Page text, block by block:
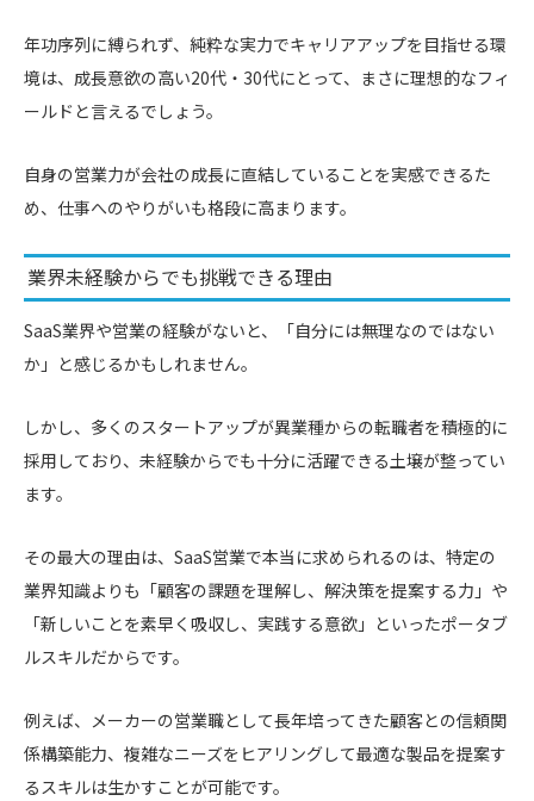
年功序列に縛られず、純粋な実力でキャリアアップを目指せる環
境は、成長意欲の高い20代・30代にとって、まさに理想的なフィ
ールドと言えるでしょう。
自身の営業力が会社の成長に直結していることを実感できるた
め、仕事へのやりがいも格段に高まります。
業界未経験からでも挑戦できる理由
SaaS業界や営業の経験がないと、「自分には無理なのではない
か」と感じるかもしれません。
しかし、多くのスタートアップが異業種からの転職者を積極的に
採用しており、未経験からでも十分に活躍できる土壌が整ってい
ます。
その最大の理由は、SaaS営業で本当に求められるのは、特定の
業界知識よりも「顧客の課題を理解し、解決策を提案する力」や
「新しいことを素早く吸収し、実践する意欲」といったポータブ
ルスキルだからです。
例えば、メーカーの営業職として長年培ってきた顧客との信頼関
係構築能力、複雑なニーズをヒアリングして最適な製品を提案す
るスキルは生かすことが可能です。